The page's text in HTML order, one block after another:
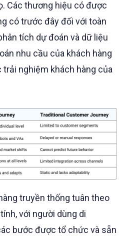
Các thương hiệu có được
có trước đây đối với toàn
tích dự đoán và dữ liệu
nhu cầu của khách hàng
nghiệm khách hàng của
truyền thống tuân theo
với người dùng di
bước được tổ chức và sẵn